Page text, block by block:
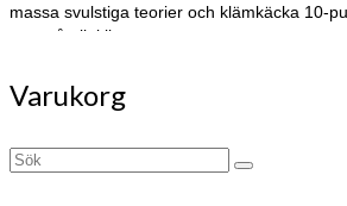
massa svulstiga teorier och klämkäcka 10-
svar på allt i livet.
Varukorg
Search